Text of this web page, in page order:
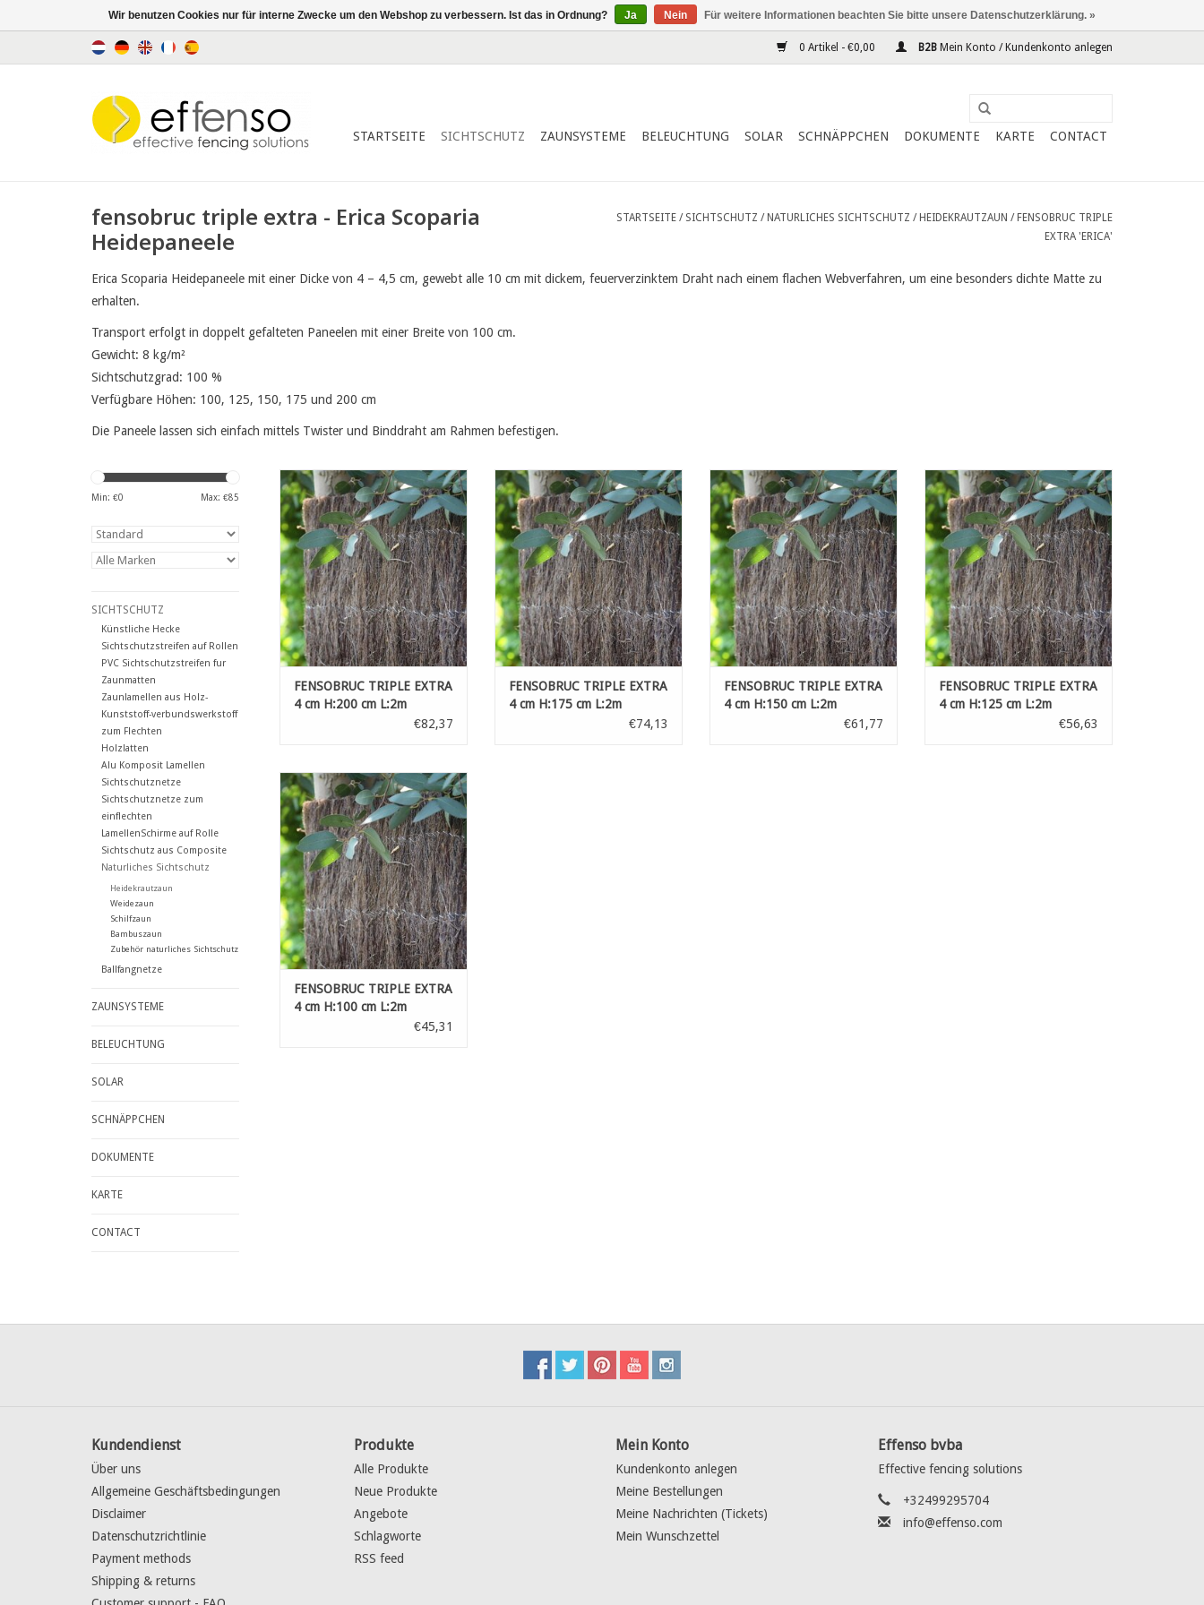
0 Artikel - €0,00 B2B Mein Konto / Kundenkonto anlegen
STARTSEITE SICHTSCHUTZ ZAUNSYSTEME BELEUCHTUNG SOLAR SCHNÄPPCHEN DOKUMENTE KARTE CONTACT
fensobruc triple extra - Erica Scoparia
Heidepaneele
STARTSEITE / SICHTSCHUTZ / NATURLICHES SICHTSCHUTZ / HEIDEKRAUTZAUN / FENSOBRUC TRIPLE
EXTRA 'ERICA'
Erica Scoparia Heidepaneele mit einer Dicke von 4 – 4,5 cm, gewebt alle 10 cm mit dickem, feuerverzinktem Draht nach einem flachen Webverfahren, um eine besonders dichte Matte zu
erhalten.
Transport erfolgt in doppelt gefalteten Paneelen mit einer Breite von 100 cm.
Gewicht: 8 kg/m²
Sichtschutzgrad: 100 %
Verfügbare Höhen: 100, 125, 150, 175 und 200 cm
Die Paneele lassen sich einfach mittels Twister und Binddraht am Rahmen befestigen.
Min: €0 Max: €85
SICHTSCHUTZ
Künstliche Hecke
Sichtschutzstreifen auf Rollen
PVC Sichtschutzstreifen fur
Zaunmatten
Zaunlamellen aus Holz-
Kunststoff-verbundswerkstoff
zum Flechten
Holzlatten
Alu Komposit Lamellen
Sichtschutznetze
Sichtschutznetze zum
einflechten
LamellenSchirme auf Rolle
Sichtschutz aus Composite
Naturliches Sichtschutz
Heidekrautzaun
Weidezaun
Schilfzaun
Bambuszaun
Zubehör naturliches Sichtschutz
Ballfangnetze
ZAUNSYSTEME
BELEUCHTUNG
SOLAR
SCHNÄPPCHEN
DOKUMENTE
KARTE
CONTACT
FENSOBRUC TRIPLE EXTRA 4 cm
H:200 cm L:2m
ZUM WARENKORB HINZUFÜGEN
FENSOBRUC TRIPLE EXTRA
4 cm H:200 cm L:2m
€82,37
FENSOBRUC TRIPLE EXTRA 4 cm
H:175 cm L:2m
ZUM WARENKORB HINZUFÜGEN
FENSOBRUC TRIPLE EXTRA
4 cm H:175 cm L:2m
€74,13
FENSOBRUC TRIPLE EXTRA 4 cm
H:150 cm L:2m
ZUM WARENKORB HINZUFÜGEN
FENSOBRUC TRIPLE EXTRA
4 cm H:150 cm L:2m
€61,77
FENSOBRUC TRIPLE EXTRA 4 cm
H:125 cm L:2m
ZUM WARENKORB HINZUFÜGEN
FENSOBRUC TRIPLE EXTRA
4 cm H:125 cm L:2m
€56,63
FENSOBRUC TRIPLE EXTRA 4 cm
H:100 cm L:2m
ZUM WARENKORB HINZUFÜGEN
FENSOBRUC TRIPLE EXTRA
4 cm H:100 cm L:2m
€45,31
Kundendienst
Über uns
Allgemeine Geschäftsbedingungen
Disclaimer
Datenschutzrichtlinie
Payment methods
Shipping & returns
Produkte
Alle Produkte
Neue Produkte
Angebote
Schlagworte
RSS feed
Mein Konto
Kundenkonto anlegen
Meine Bestellungen
Meine Nachrichten (Tickets)
Mein Wunschzettel
Effenso bvba
Effective fencing solutions
+32499295704
info@effenso.com
Wir benutzen Cookies nur für interne Zwecke um den Webshop zu verbessern. Ist das in Ordnung? Ja Nein Für weitere Informationen beachten Sie bitte unsere Datenschutzerklärung. »